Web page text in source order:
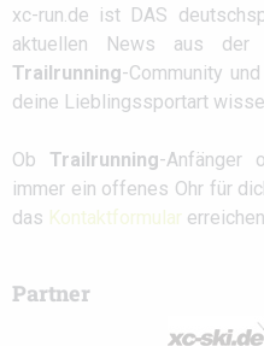
xc-run.de ist DAS
aktuellen News aus der
Trailrunning-Community
deine Lieblingssportart
Ob Trailrunning-Anfänger
immer ein offenes Ohr für
das Kontaktformular
Partner